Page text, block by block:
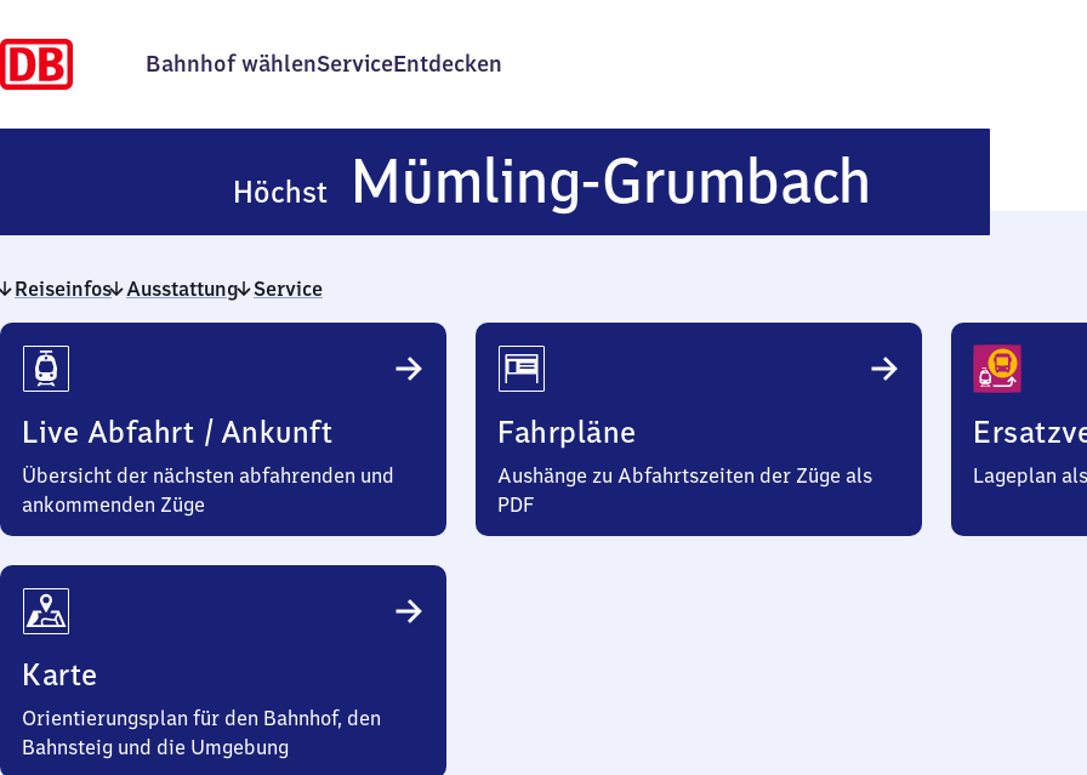
Bahnhof wählenServiceEntdecken
Höchst Mümling-Grumbach
Mümling-
Reiseinfos Ausstattung Service
Reiseinfos
Live Abfahrt / Ankunft
Übersicht der nächsten abfahrenden und
ankommenden Züge
Fahrpläne
Aushänge zu Abfahrtszeiten der Züge als
PDF
Lageplan
Karte
Orientierungsplan für den Bahnhof, den
Bahnsteig und die Umgebung